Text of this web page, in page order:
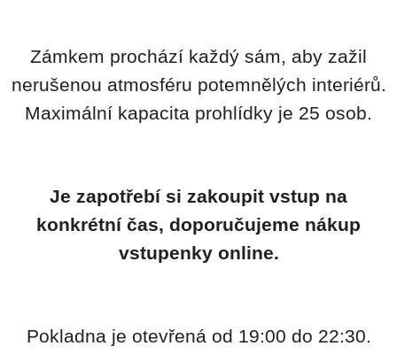
Zámkem prochází každý sám, aby zažil
nerušenou atmosféru potemnělých interiérů.
Maximální kapacita prohlídky je 25 osob.
Je zapotřebí si zakoupit vstup na
konkrétní čas, doporučujeme nákup
vstupenky online.
Pokladna je otevřená od 19:00 do 22:30.